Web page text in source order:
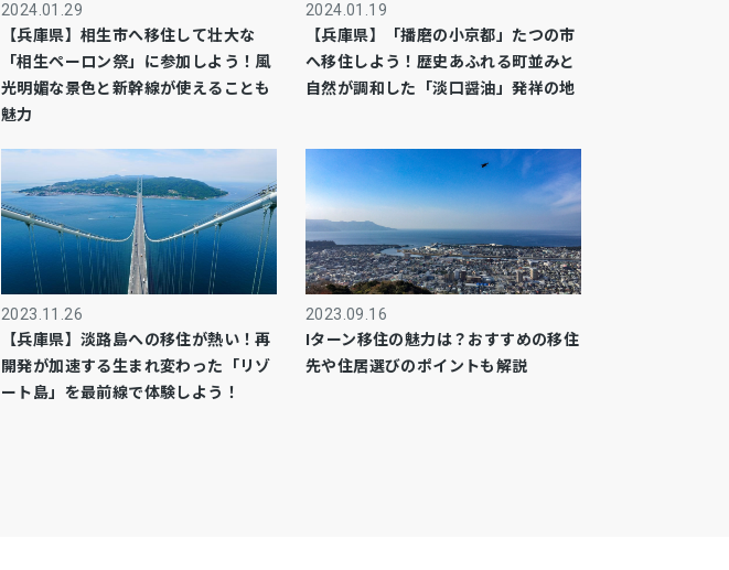
2024.01.29
【兵庫県】相生市へ移住して壮大な
「相生ペーロン祭」に参加しよう！風
光明媚な景色と新幹線が使えることも
魅力
2024.01.19
【兵庫県】「播磨の小京都」たつの市
へ移住しよう！歴史あふれる町並みと
自然が調和した「淡口醤油」発祥の地
2023.11.26
【兵庫県】淡路島への移住が熱い！再
開発が加速する生まれ変わった「リゾ
ート島」を最前線で体験しよう！
2023.09.16
Iターン移住の魅力は？おすすめの移住
先や住居選びのポイントも解説